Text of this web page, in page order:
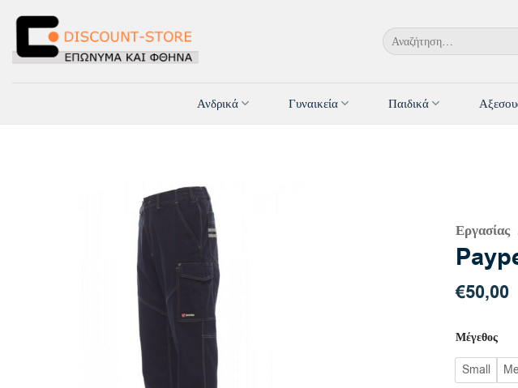
στο
περιεχόμενο
Αναζήτηση
για:
Ανδρικά Γυναικεία Παιδικά
Εργασίας
€50,00
Μέγεθος
Small